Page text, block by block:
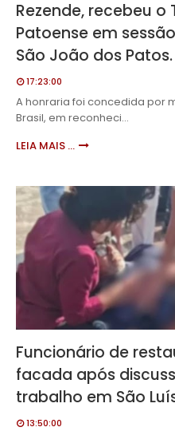
Rezende, recebeu
Patoense em
São João dos Patos.
17:23:00
A honraria foi concedida por
Brasil, em reconheci…
LEIA MAIS ...
Funcionário de
facada após
trabalho em São
13:50:00